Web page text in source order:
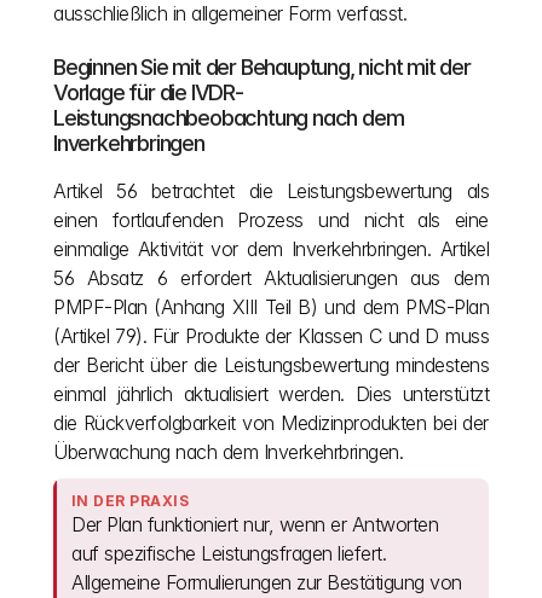
ausschließlich in allgemeiner Form verfasst.
Beginnen Sie mit der Behauptung, nicht mit der
Vorlage für die IVDR-
Leistungsnachbeobachtung nach dem
Inverkehrbringen
Artikel 56 betrachtet die Leistungsbewertung als
einen fortlaufenden Prozess und nicht als eine
einmalige Aktivität vor dem Inverkehrbringen. Artikel
56 Absatz 6 erfordert Aktualisierungen aus dem
PMPF-Plan (Anhang XIII Teil B) und dem PMS-Plan
(Artikel 79). Für Produkte der Klassen C und D muss
der Bericht über die Leistungsbewertung mindestens
einmal jährlich aktualisiert werden. Dies unterstützt
die Rückverfolgbarkeit von Medizinprodukten bei der
Überwachung nach dem Inverkehrbringen.
IN DER PRAXIS
Der Plan funktioniert nur, wenn er Antworten
auf spezifische Leistungsfragen liefert.
Allgemeine Formulierungen zur Bestätigung von